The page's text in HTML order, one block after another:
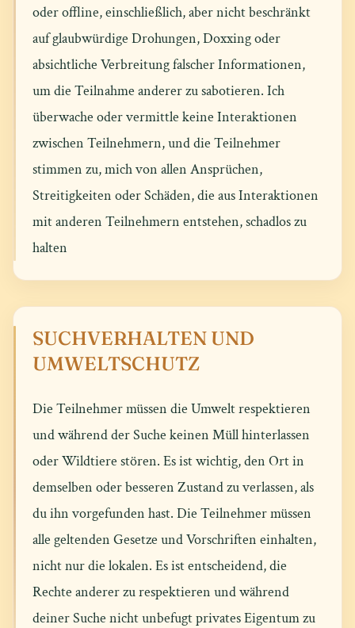
oder offline, einschließlich, aber nicht beschränkt
auf glaubwürdige Drohungen, Doxxing oder
absichtliche Verbreitung falscher Informationen,
um die Teilnahme anderer zu sabotieren. Ich
überwache oder vermittle keine Interaktionen
zwischen Teilnehmern, und die Teilnehmer
stimmen zu, mich von allen Ansprüchen,
Streitigkeiten oder Schäden, die aus Interaktionen
mit anderen Teilnehmern entstehen, schadlos zu
halten
SUCHVERHALTEN UND
UMWELTSCHUTZ
Die Teilnehmer müssen die Umwelt respektieren
und während der Suche keinen Müll hinterlassen
oder Wildtiere stören. Es ist wichtig, den Ort in
demselben oder besseren Zustand zu verlassen, als
du ihn vorgefunden hast. Die Teilnehmer müssen
alle geltenden Gesetze und Vorschriften einhalten,
nicht nur die lokalen. Es ist entscheidend, die
Rechte anderer zu respektieren und während
deiner Suche nicht unbefugt privates Eigentum zu